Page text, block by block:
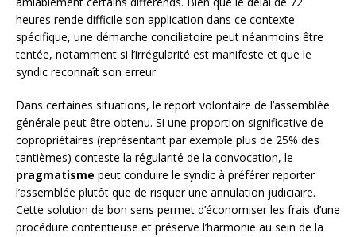
heures rende difficile son application dans ce contexte
spécifique, une démarche conciliatoire peut néanmoins être
tentée, notamment si l’irrégularité est manifeste et que le
syndic reconnaît son erreur.
Dans certaines situations, le report volontaire de l’assemblée
générale peut être obtenu. Si une proportion significative de
copropriétaires (représentant par exemple plus de 25% des
tantièmes) conteste la régularité de la convocation, le
pragmatisme peut conduire le syndic à préférer reporter
l’assemblée plutôt que de risquer une annulation judiciaire.
Cette solution de bon sens permet d’économiser les frais d’une
procédure contentieuse et préserve l’harmonie au sein de la